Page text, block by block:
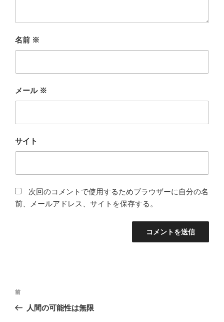
名前 ※
メール ※
サイト
次回のコメントで使用するためブラウザーに自分の名
前、メールアドレス、サイトを保存する。
投
前
の
前
人間の可能性は無限